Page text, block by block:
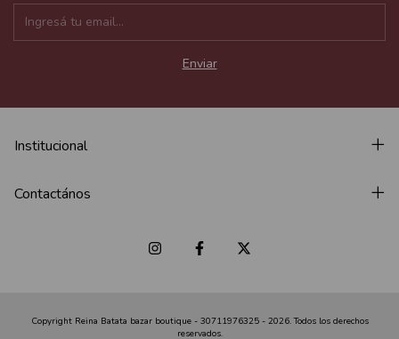
Institucional
Contactános
Copyright Reina Batata bazar boutique - 30711976325 - 2026. Todos los derechos
reservados.